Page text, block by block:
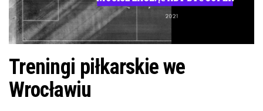
Treningi piłkarskie we
Wrocławiu